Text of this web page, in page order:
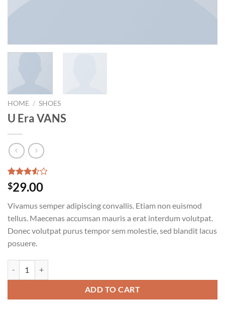
HOME / SHOES
U Era VANS
Rated
3.50out
based
on
2
customer
ratings
$29.00
Vivamus semper adipiscing convallis. Etiam non euismod
tellus. Maecenas accumsan mauris a erat interdum volutpat.
Donec volutpat purus tempor sem molestie, sed blandit lacus
posuere.
ADD TO CART